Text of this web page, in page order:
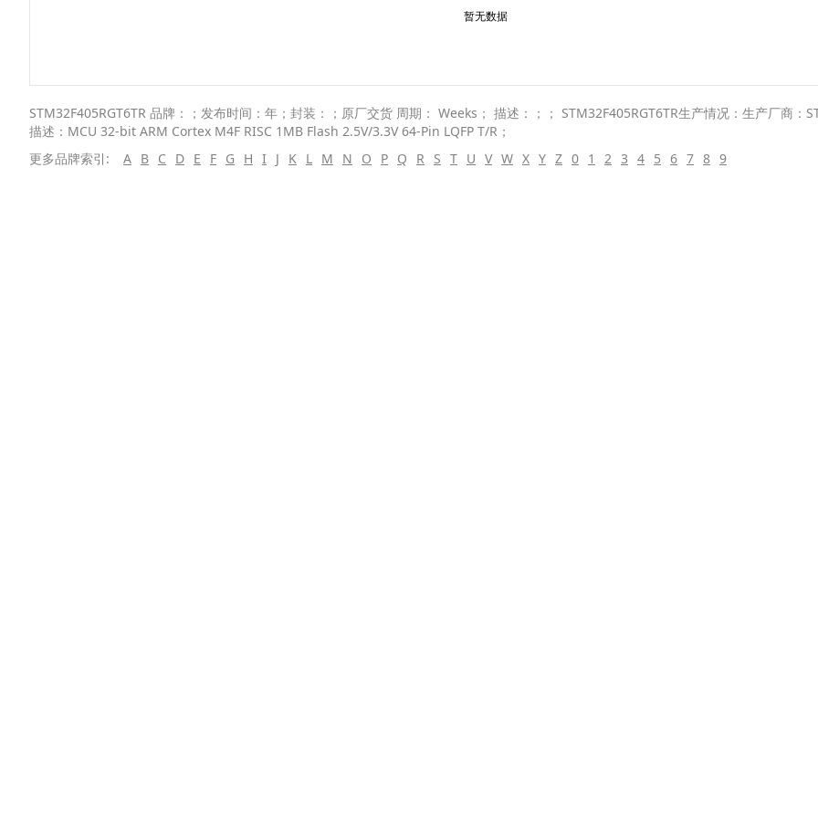
暂无数据
STM32F405RGT6TR 品牌：；发布时间：年；封装：；原厂交货 周期： Weeks； 描述：；； STM32F405RGT6TR生产情况：生产厂商：
描述：MCU 32-bit ARM Cortex M4F RISC 1MB Flash 2.5V/3.3V 64-Pin LQFP T/R；
更多品牌索引:
A B C D E F G H I J K L M N O P Q R S T U V W X Y Z 0 1 2 3 4 5 6 7 8 9